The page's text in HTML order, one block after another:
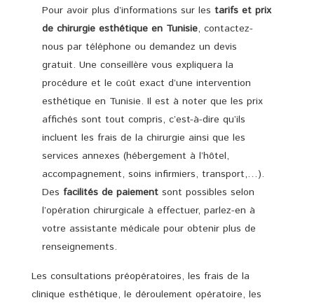
Pour avoir plus d’informations sur les tarifs et prix
de chirurgie esthétique en Tunisie, contactez-
nous par téléphone ou demandez un devis
gratuit. Une conseillère vous expliquera la
procédure et le coût exact d’une intervention
esthétique en Tunisie. Il est à noter que les prix
affichés sont tout compris, c’est-à-dire qu’ils
incluent les frais de la chirurgie ainsi que les
services annexes (hébergement à l’hôtel,
accompagnement, soins infirmiers, transport,…).
Des facilités de paiement sont possibles selon
l’opération chirurgicale à effectuer, parlez-en à
votre assistante médicale pour obtenir plus de
renseignements.
Les consultations préopératoires, les frais de la
clinique esthétique, le déroulement opératoire, les